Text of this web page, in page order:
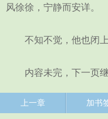
风徐徐，宁静而安详。
不知不觉，他也闭上
内容未完，下一页继
上一章 加书